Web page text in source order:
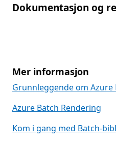
Dokumentasjon og
Mer informasjon
Grunnleggende om Azure
Azure Batch Rendering
Kom i gang med Batch-